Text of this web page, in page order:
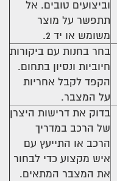
וביצועים טובים. אל
תתפשר על מוצר
משומש או יד 2.
בחר בחנות עם ביקורות
חיוביות ונסיון בתחום.
הקפד לקבל אחריות
על המצבר.
בדוק את דרישות היצרן
של הרכב במדריך
הרכב או התייעץ עם
איש מקצוע כדי לבחור
את המצבר המתאים.